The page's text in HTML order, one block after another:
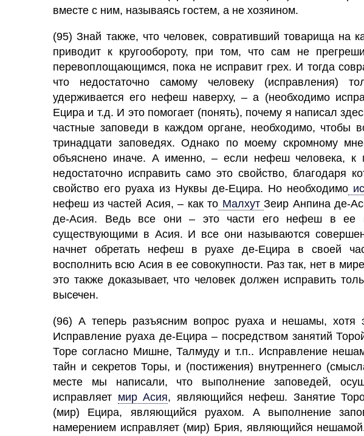
вместе с ним, называясь гостем, а не хозяином.
(95) Знай также, что человек, совративший товарища на
приводит к кругообороту, при том, что сам не
перевоплощающимся, пока не исправит грех. И тогда
что недостаточно самому человеку (исправления)
удерживается его нефеш наверху, – а (необходимо
Ецира и т.д. И это помогает (понять), почему я написал
частные заповеди в каждом органе, необходимо, чтобы
тринадцати заповедях. Однако по моему скромному
объяснено иначе. А именно, – если нефеш человека, к
недостаточно исправить само это свойство, благодаря
свойство его руаха из Нуквы де-Ецира. Но необходимо
нефеш из частей Асия, – как то МалхутЗеир Анпина де-
де-Асия. Ведь все они – это части его нефеш в ее
существующими в Асия. И все они называются
начнет обретать нефеш в руахе де-Ецира в своей
восполнить всю Асия в ее совокупности. Раз так, нет в
это также доказывает, что человек должен исправить
высечен.
(96) А теперь разъясним вопрос руаха и нешамы, хотя
Исправление руаха де-Ецира – посредством занятий
Торе согласно Мишне, Талмуду и т.п.. Исправление
тайн и секретов Торы, и (постижения) внутреннего
месте мы написали, что выполнение заповедей,
исправляет мир Асия, являющийся нефеш. Занятие
(мир) Ецира, являющийся руахом. А выполнение
намерением исправляет (мир) Брия, являющийся